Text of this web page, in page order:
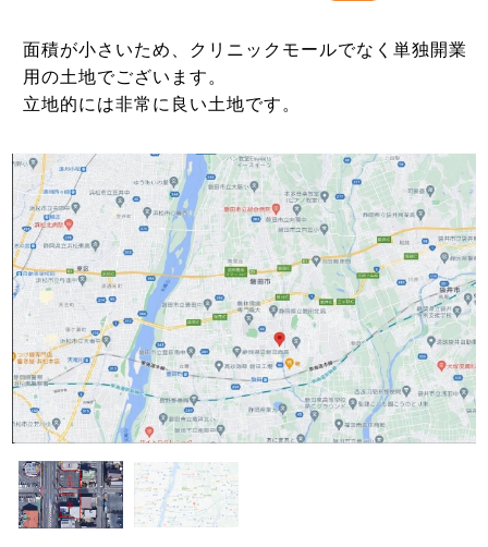
面積が小さいため、クリニックモールでなく単独開業
用の土地でございます。
立地的には非常に良い土地です。